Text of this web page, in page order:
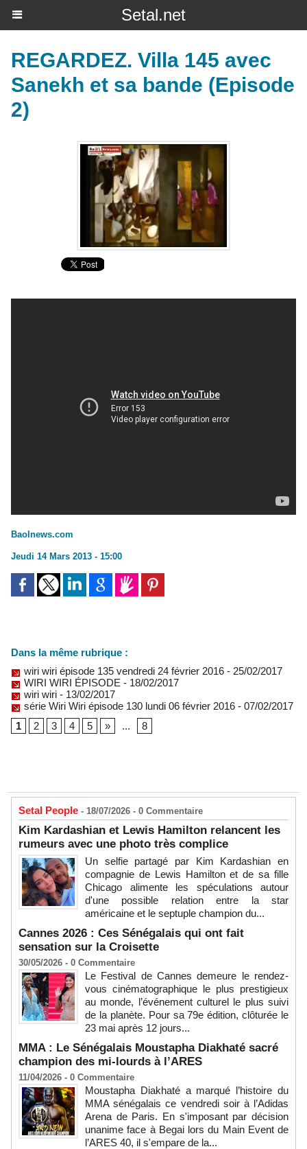
Setal.net
REGARDEZ. Villa 145 avec
Sanekh et sa bande (Episode
2)
Baolnews.com
Jeudi 14 Mars 2013 - 15:00
Dans la même rubrique :
wiri wiri épisode 135 vendredi 24 février 2016 - 25/02/2017
WIRI WIRI ÉPISODE - 18/02/2017
wiri wiri - 13/02/2017
série Wiri Wiri épisode 130 lundi 06 février 2016 - 07/02/2017
1
2 3 4 5 » ... 8
Setal People - 18/07/2026 - 0 Commentaire
Kim Kardashian et Lewis Hamilton relancent les
rumeurs avec une photo très complice
Un selfie partagé par Kim Kardashian en
compagnie de Lewis Hamilton et de sa fille
Chicago alimente les spéculations autour
d'une possible relation entre la star
américaine et le septuple champion du...
Cannes 2026 : Ces Sénégalais qui ont fait
sensation sur la Croisette
30/05/2026 - 0 Commentaire
Le Festival de Cannes demeure le rendez-
vous cinématographique le plus prestigieux
au monde, l’événement culturel le plus suivi
de la planète. Pour sa 79e édition, clôturée le
23 mai après 12 jours...
MMA : Le Sénégalais Moustapha Diakhaté sacré
champion des mi-lourds à l’ARES
11/04/2026 - 0 Commentaire
Moustapha Diakhaté a marqué l’histoire du
MMA sénégalais ce vendredi soir à l’Adidas
Arena de Paris. En s'imposant par décision
unanime face à Begai lors du Main Event de
l’ARES 40, il s'empare de la...